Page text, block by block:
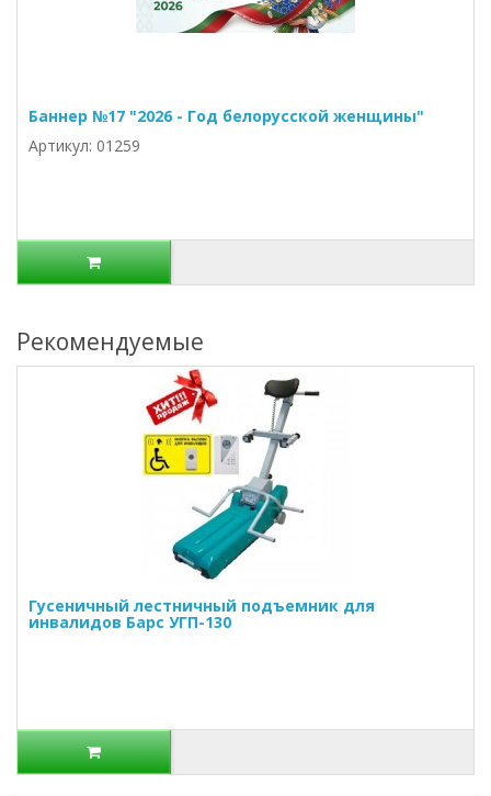
Баннер №17 "2026 - Год белорусской женщины"
Артикул: 01259
Рекомендуемые
Гусеничный лестничный подъемник для
инвалидов Барс УГП-130